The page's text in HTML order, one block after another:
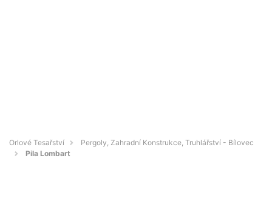
Orlové Tesařství
Pergoly, Zahradní Konstrukce, Truhlářství - Bílovec
Pila Lombart